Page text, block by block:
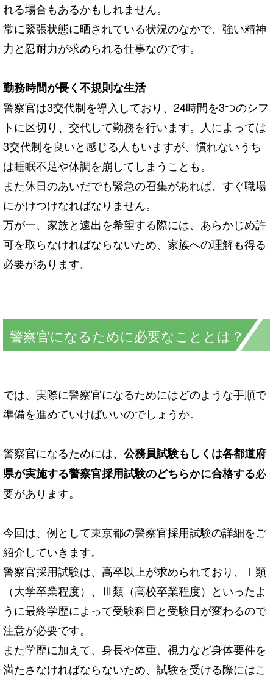
れる場合もあるかもしれません。
常に緊張状態に晒されている状況のなかで、強い精神
力と忍耐力が求められる仕事なのです。
勤務時間が長く不規則な生活
警察官は3交代制を導入しており、24時間を3つのシフ
トに区切り、交代して勤務を行います。人によっては
3交代制を良いと感じる人もいますが、慣れないうち
は睡眠不足や体調を崩してしまうことも。
また休日のあいだでも緊急の召集があれば、すぐ職場
にかけつけなればなりません。
万が一、家族と遠出を希望する際には、あらかじめ許
可を取らなければならないため、家族への理解も得る
必要があります。
警察官になるために必要なこととは？
では、実際に警察官になるためにはどのような手順で
準備を進めていけばいいのでしょうか。
警察官になるためには、 公務員試験もしくは各都道府
県が実施する警察官採用試験のどちらかに合格する必
要があります。
今回は、例として東京都の警察官採用試験の詳細をご
紹介していきます。
警察官採用試験は、高卒以上が求められており、Ⅰ類
（大学卒業程度）、Ⅲ類（高校卒業程度）といったよ
うに最終学歴によって受験科目と受験日が変わるので
注意が必要です。
また学歴に加えて、身長や体重、視力など身体要件を
満たさなければならないため、試験を受ける際にはこ